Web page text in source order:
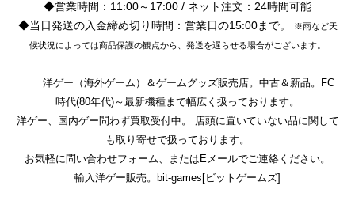
◆営業時間：11:00～17:00 / ネット注文：24時間可能
◆当日発送の入金締め切り時間：営業日の15:00まで。
※雨など天
候状況によっては商品保護の観点から、発送を遅らせる場合がございます。
洋ゲー（海外ゲーム）＆ゲームグッズ販売店。中古＆新品。FC
時代(80年代)～最新機種まで幅広く扱っております。
洋ゲー、国内ゲー問わず買取受付中。 店頭に置いていない品に関して
も取り寄せで扱っております。
お気軽に問い合わせフォーム、またはEメールでご連絡ください。
輸入洋ゲー販売。bit-games[ビットゲームズ]